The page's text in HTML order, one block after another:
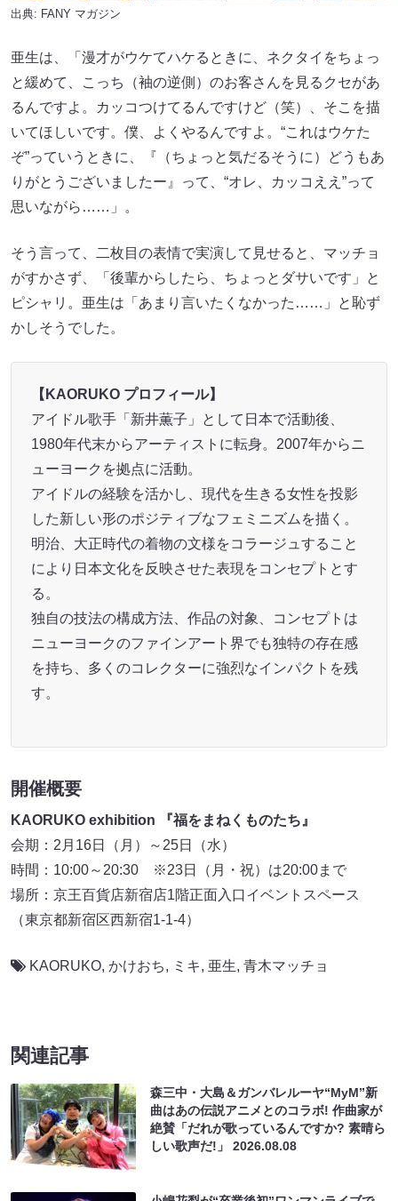
出典: FANY マガジン
亜生は、「漫才がウケてハケるときに、ネクタイをちょっ
と緩めて、こっち（袖の逆側）のお客さんを見るクセがあ
るんですよ。カッコつけてるんですけど（笑）、そこを描
いてほしいです。僕、よくやるんですよ。“これはウケた
ぞ”っていうときに、『（ちょっと気だるそうに）どうもあ
りがとうございましたー』って、“オレ、カッコええ”って
思いながら……」。
そう言って、二枚目の表情で実演して見せると、マッチョ
がすかさず、「後輩からしたら、ちょっとダサいです」と
ピシャリ。亜生は「あまり言いたくなかった……」と恥ず
かしそうでした。
【KAORUKO プロフィール】
アイドル歌手「新井薫子」として日本で活動後、
1980年代末からアーティストに転身。2007年からニ
ューヨークを拠点に活動。
アイドルの経験を活かし、現代を生きる女性を投影
した新しい形のポジティブなフェミニズムを描く。
明治、大正時代の着物の文様をコラージュすること
により日本文化を反映させた表現をコンセプトとす
る。
独自の技法の構成方法、作品の対象、コンセプトは
ニューヨークのファインアート界でも独特の存在感
を持ち、多くのコレクターに強烈なインパクトを残
す。
開催概要
KAORUKO exhibition 『福をまねくものたち』
会期：2月16日（月）～25日（水）
時間：10:00～20:30 ※23日（月・祝）は20:00まで
場所：京王百貨店新宿店1階正面入口イベントスペース
（東京都新宿区西新宿1-1-4）
KAORUKO, かけおち, ミキ, 亜生, 青木マッチョ
関連記事
森三中・大島＆ガンバレルーヤ“MyM”新
曲はあの伝説アニメとのコラボ! 作曲家が
絶賛「だれが歌っているんですか? 素晴ら
しい歌声だ!」2026.08.08